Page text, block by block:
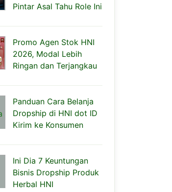
Pintar Asal Tahu Role Ini
Promo Agen Stok HNI
2026, Modal Lebih
Ringan dan Terjangkau
Panduan Cara Belanja
Dropship di HNI dot ID
Kirim ke Konsumen
Ini Dia 7 Keuntungan
Bisnis Dropship Produk
Herbal HNI